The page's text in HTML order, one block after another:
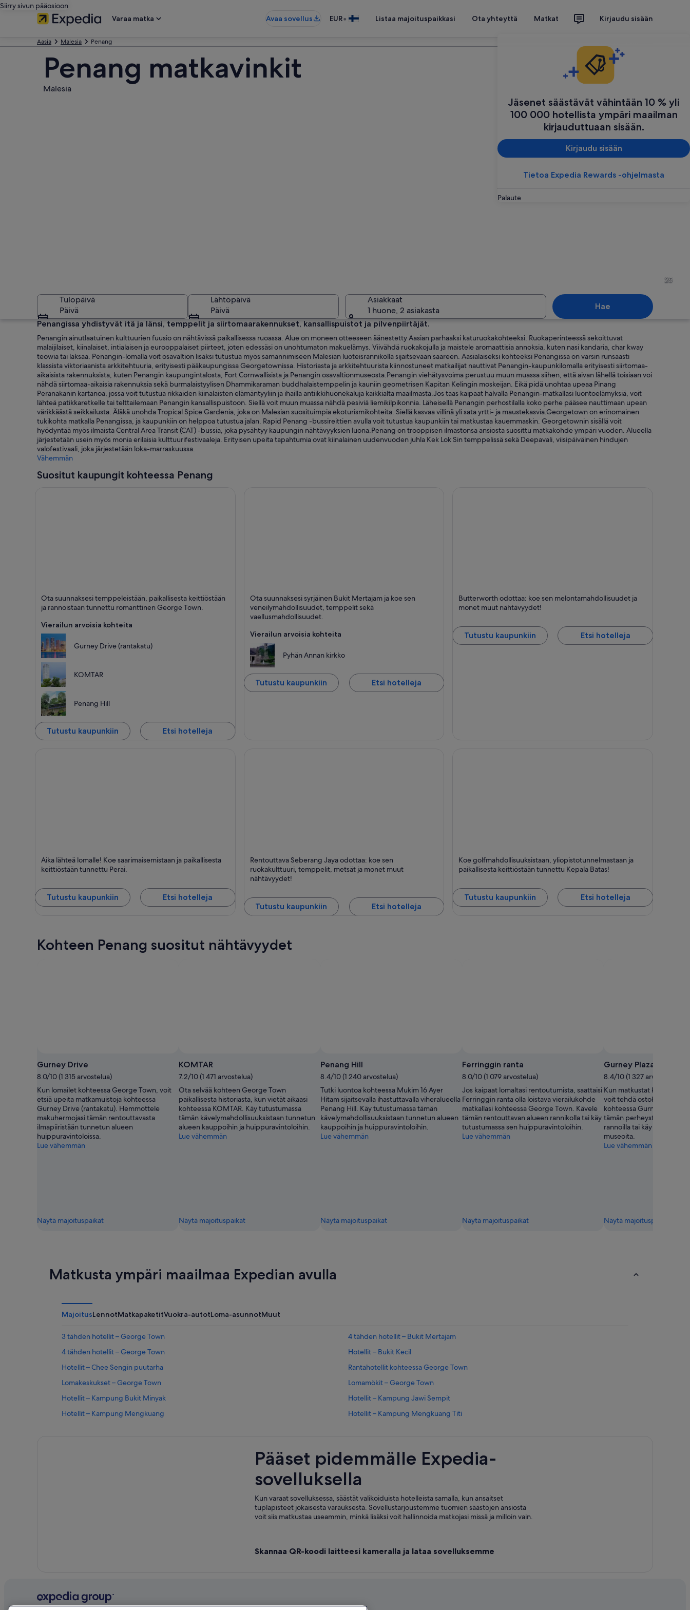
Siirry sivun pääosioon
Varaa matka
Avaa sovellus EUR• Listaa majoituspaikkasi Ota yhteyttä Matkat Kirjaudu sisään
Jäsenet säästävät vähintään 10 % yli
100 000 hotellista ympäri maailman
kirjauduttuaan sisään.
Kirjaudu sisään
Tietoa Expedia Rewards -ohjelmasta
Palaute
Aasia Malesia Penang
Penang matkavinkit
Malesia
Temppeli, jossa on kullattu torni, portaikko ja rivi Buddha-patsaita.
Perinteinen temppelialue, jossa on porrastetut katot, huomiota herättävä kultainen
Valkoinen,
25
Tulopäivä
Päivä
Lähtöpäivä
Päivä
Asiakkaat
1 huone, 2 asiakasta
Hae
Penangissa yhdistyvät itä ja länsi, temppelit ja siirtomaarakennukset, kansallispuistot ja pilvenpiirtäjät.
Penangin ainutlaatuinen kulttuurien fuusio on nähtävissä paikallisessa ruoassa. Alue on moneen otteeseen äänestetty Aasian parhaaksi katuruokakohteeksi. Ruokaperinteessä sekoittuvat
malaijilaiset, kiinalaiset, intialaisen ja eurooppalaiset piirteet, joten edessäsi on unohtumaton makuelämys. Viivähdä ruokakojulla ja maistele aromaattisia annoksia, kuten nasi kandaria, char kway
teowia tai laksaa. Penangin-lomalla voit osavaltion lisäksi tutustua myös samannimiseen Malesian luoteisrannikolla sijaitsevaan saareen. Aasialaiseksi kohteeksi Penangissa on varsin runsaasti
klassista viktoriaanista arkkitehtuuria, erityisesti pääkaupungissa Georgetownissa. Historiasta ja arkkitehtuurista kiinnostuneet matkailijat nauttivat Penangin-kaupunkilomalla erityisesti siirtomaa-
aikaisista rakennuksista, kuten Penangin kaupungintalosta, Fort Cornwallisista ja Penangin osavaltionmuseosta.Penangin viehätysvoima perustuu muun muassa siihen, että aivan lähellä toisiaan voi
nähdä siirtomaa-aikaisia rakennuksia sekä burmalaistyylisen Dhammikaraman buddhalaistemppelin ja kauniin geometrisen Kapitan Kelingin moskeijan. Eikä pidä unohtaa upeaa Pinang
Peranakanin kartanoa, jossa voit tutustua rikkaiden kiinalaisten elämäntyyliin ja ihailla antiikkihuonekaluja kaikkialta maailmasta.Jos taas kaipaat halvalla Penangin-matkallasi luontoelämyksiä, voit
lähteä patikkaretkelle tai telttailemaan Penangin kansallispuistoon. Siellä voit muun muassa nähdä pesiviä liemikilpikonnia. Läheisellä Penangin perhostilalla koko perhe pääsee nauttimaan upean
värikkäästä seikkailusta. Äläkä unohda Tropical Spice Gardenia, joka on Malesian suosituimpia ekoturismikohteita. Siellä kasvaa villinä yli sata yrtti- ja maustekasvia.Georgetown on erinomainen
tukikohta matkalla Penangissa, ja kaupunkiin on helppoa tutustua jalan. Rapid Penang -bussireittien avulla voit tutustua kaupunkiin tai matkustaa kauemmaskin. Georgetownin sisällä voit
hyödyntää myös ilmaista Central Area Transit (CAT) -bussia, joka pysähtyy kaupungin nähtävyyksien luona.Penang on trooppisen ilmastonsa ansiosta suosittu matkakohde ympäri vuoden. Alueella
järjestetään usein myös monia erilaisia kulttuurifestivaaleja. Erityisen upeita tapahtumia ovat kiinalainen uudenvuoden juhla Kek Lok Sin temppelissä sekä Deepavali, viisipäiväinen hindujen
valofestivaali, joka järjestetään loka-marraskuussa.
Vähemmän
Suositut kaupungit kohteessa Penang
George Town
Ruokailu,
Shoppailu ja
Rannat
Ota suunnaksesi temppeleistään, paikallisesta keittiöstään
ja rannoistaan tunnettu romanttinen George Town.
Vierailun arvoisia kohteita
Gurney Drive (rantakatu)
KOMTAR
Penang Hill
Tutustu kaupunkiin Etsi hotelleja
Bukit Mertajam
Retket, Veneily ja Temppelit
Ota suunnaksesi syrjäinen Bukit Mertajam ja koe sen
veneilymahdollisuudet, temppelit sekä
vaellusmahdollisuudet.
Vierailun arvoisia kohteita
Pyhän Annan kirkko
Tutustu kaupunkiin Etsi hotelleja
Butterworth
Uinti, Lintubongaus ja Valkohiekkaiset rannat
Butterworth odottaa: koe sen melontamahdollisuudet ja
monet muut nähtävyydet!
Tutustu kaupunkiin Etsi hotelleja
Shoppailu, Business ja Perheystävällinen
Aika lähteä lomalle! Koe saarimaisemistaan ja paikallisesta
keittiöstään tunnettu Perai.
Tutustu kaupunkiin Etsi hotelleja
Ruokailu, Shoppailu ja Business
Rentouttava Seberang Jaya odottaa: koe sen
ruokakulttuuri, temppelit, metsät ja monet muut
nähtävyydet!
Tutustu kaupunkiin Etsi hotelleja
Ystävälliset ihmiset, Perheystävällinen ja Shoppailu
Koe golfmahdollisuuksistaan, yliopistotunnelmastaan ja
paikallisesta keittiöstään tunnettu Kepala Batas!
Tutustu kaupunkiin Etsi hotelleja
Kohteen Penang suositut nähtävyydet
Gurney Drive
8.0/10 (1 315 arvostelua)
Kun lomailet kohteessa George Town, voit
etsiä upeita matkamuistoja kohteessa
Gurney Drive (rantakatu). Hemmottele
makuhermojasi tämän rentouttavasta
ilmapiiristään tunnetun alueen
huippuravintoloissa.
Lue vähemmän
Näytä majoituspaikat
KOMTAR
7.2/10 (1 471 arvostelua)
Ota selvää kohteen George Town
paikallisesta historiasta, kun vietät aikaasi
kohteessa KOMTAR. Käy tutustumassa
tämän kävelymahdollisuuksistaan tunnetun
alueen kauppoihin ja huippuravintoloihin.
Lue vähemmän
Näytä majoituspaikat
valokuva:
Picture
Courtesy
of
Tourism
Malaysia
Penang Hill
8.4/10 (1 240 arvostelua)
Tutki luontoa kohteessa Mukim 16 Ayer
Hitam sijaitsevalla ihastuttavalla viheralueella
Penang Hill. Käy tutustumassa tämän
kävelymahdollisuuksistaan tunnetun alueen
kauppoihin ja huippuravintoloihin.
Lue vähemmän
Näytä majoituspaikat
valokuva:
Lynn
Marimo
Ferringgin ranta
8.0/10 (1 079 arvostelua)
Jos kaipaat lomaltasi rentoutumista, saattaisi
Ferringgin ranta olla loistava vierailukohde
matkallasi kohteessa George Town. Kävele
tämän rentouttavan alueen rannikolla tai käy
tutustumassa sen huippuravintoloihin.
Lue vähemmän
Näytä majoituspaikat
Gurney Plaza
8.4/10 (1 327 arvostelua)
Kun matkustat
voit tehdä ostoksia
kohteessa Gurney Plaza
tämän perheystävällisen
rannoilla tai käy
museoita.
Lue vähemmän
Näytä majoituspaikat
Matkusta ympäri maailmaa Expedian avulla
MajoitusLennotMatkapaketitVuokra-autotLoma-asunnotMuut
3 tähden hotellit – George Town
4 tähden hotellit – Bukit Mertajam
4 tähden hotellit – George Town
Hotellit – Bukit Kecil
Hotellit – Chee Sengin puutarha
Rantahotellit kohteessa George Town
Lomakeskukset – George Town
Lomamökit – George Town
Hotellit – Kampung Bukit Minyak
Hotellit – Kampung Jawi Sempit
Hotellit – Kampung Mengkuang
Hotellit – Kampung Mengkuang Titi
Hotellit – Rawa
Hotellit – Sungai Jawi
Pääset pidemmälle Expedia-
sovelluksella
Kun varaat sovelluksessa, säästät valikoiduista hotelleista samalla, kun ansaitset
tuplapisteet jokaisesta varauksesta. Sovellustarjoustemme tuomien säästöjen ansiosta
voit siis matkustaa useammin, minkä lisäksi voit hallinnoida matkojasi missä ja milloin vain.
Skannaa QR-koodi laitteesi kameralla ja lataa sovelluksemme